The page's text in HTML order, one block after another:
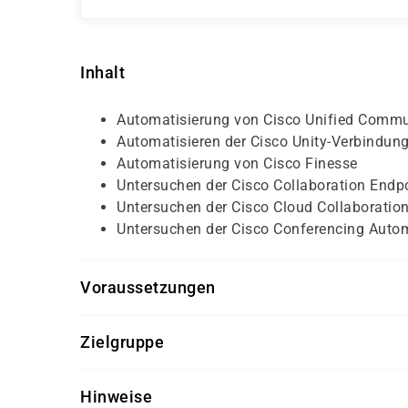
Inhalt
Automatisierung von Cisco Unified
Automatisieren der Cisco Unity-Verbindung
Automatisierung von Cisco Finesse
Untersuchen der Cisco Collaboration
Untersuchen der Cisco Cloud
Untersuchen der Cisco Conferencing
Voraussetzungen
Grundkenntnisse Simple Object Access
Kenntnisse über Verwaltung und
Zielgruppe
technische Lösungsarchitekten,
Hinweise